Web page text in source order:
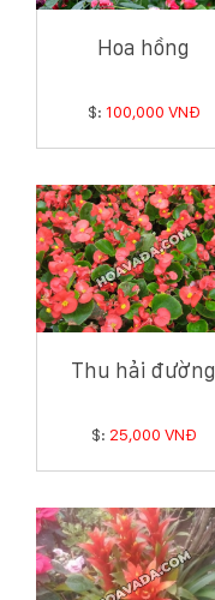
Hoa hồng
$: 100,000 VNĐ
Thu hải đường
$: 25,000 VNĐ